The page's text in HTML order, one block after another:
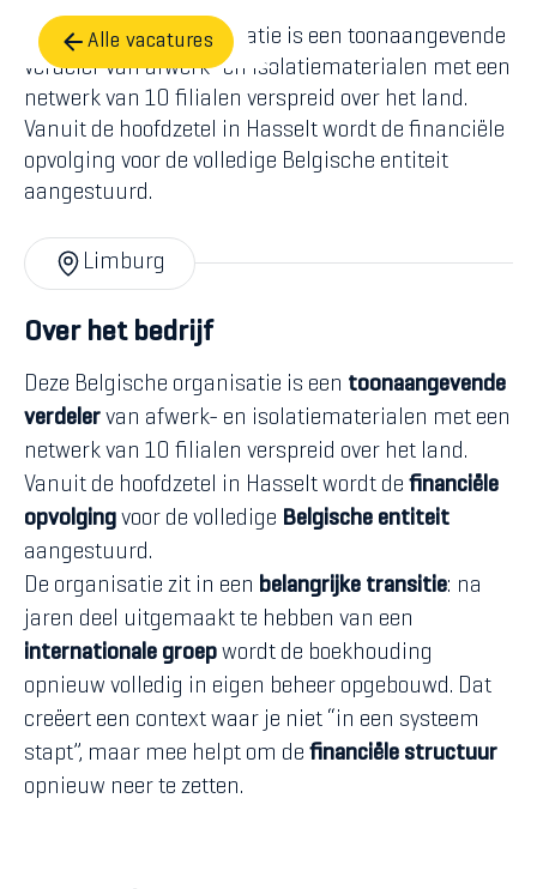
Alle vacatures
Deze Belgische organisatie is een toonaangevende
verdeler van afwerk- en isolatiematerialen met een
netwerk van 10 filialen verspreid over het land.
Vanuit de hoofdzetel in Hasselt wordt de financiële
opvolging voor de volledige Belgische entiteit
aangestuurd.
Limburg
Over het bedrijf
Deze Belgische organisatie is een toonaangevende
verdeler van afwerk- en isolatiematerialen met een
netwerk van 10 filialen verspreid over het land.
Vanuit de hoofdzetel in Hasselt wordt de financiële
opvolging voor de volledige Belgische entiteit
aangestuurd.
De organisatie zit in een belangrijke transitie: na
jaren deel uitgemaakt te hebben van een
internationale groep wordt de boekhouding
opnieuw volledig in eigen beheer opgebouwd. Dat
creëert een context waar je niet “in een systeem
stapt”, maar mee helpt om de financiële structuur
opnieuw neer te zetten.